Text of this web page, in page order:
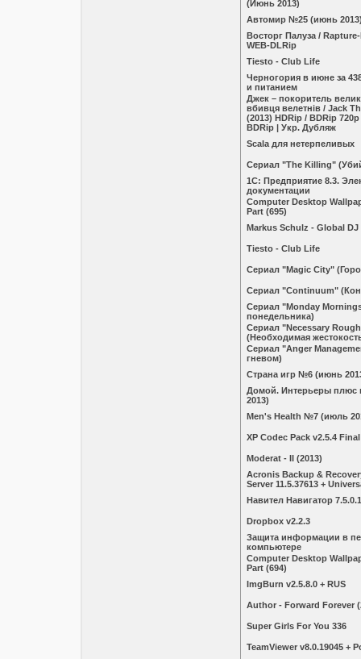
(Июнь 2013)
Автомир №25 (июнь
Восторг Палуза /
WEB-DLRip
Tiesto - Club Life
Черногория в июне за
и питанием
Джек – покоритель
вбивця велетнів / Jack
(2013) HDRip / BDRip
BDRip | Укр. Дубляж
Scala для нетерпеливых
Сериал "The Killing"
1С: Предприятие 8.3.
документации
Computer Desktop
Part (695)
Markus Schulz - Global
Tiesto - Club Life
Сериал "Magic City"
Сериал "Continuum"
Сериал "Monday
понедельника)
Сериал "Necessary
(Необходимая
Сериал "Anger
гневом)
Страна игр №6 (июнь
Домой. Интерьeры
2013)
Men's Health №7 (июль
XP Codec Pack v2.5.4 Final
Moderat - II (2013)
Acronis Backup &
Server 11.5.37613 +
Навител Навигатор
Dropbox v2.2.3
Защита информации в
компьютере
Computer Desktop
Part (694)
ImgBurn v2.5.8.0 + RUS
Author - Forward Forever
Super Girls For You 336
TeamViewer v8.0.19045 +